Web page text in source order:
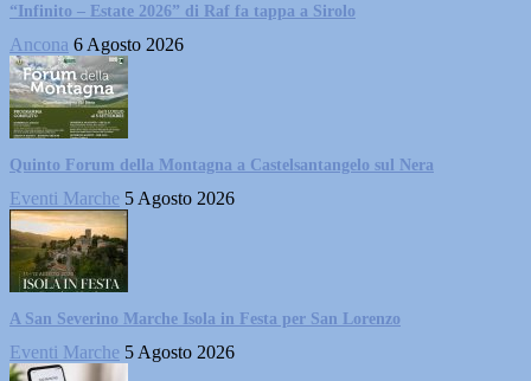
“Infinito – Estate 2026” di Raf fa tappa a Sirolo
Ancona 6 Agosto 2026
Quinto Forum della Montagna a Castelsantangelo sul Nera
Eventi Marche 5 Agosto 2026
A San Severino Marche Isola in Festa per San Lorenzo
Eventi Marche 5 Agosto 2026